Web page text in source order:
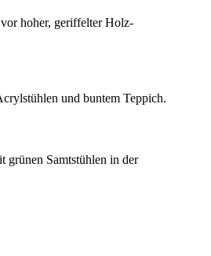
hoher, geriffelter Holz-
und buntem Teppich.
grünen Samtstühlen in der